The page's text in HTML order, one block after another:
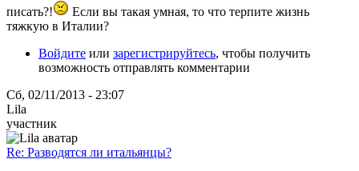
писать?!
Если вы такая умная, то что терпите жизнь
тяжкую в Италии?
Войдите или зарегистрируйтесь, чтобы получить
возможность отправлять комментарии
Сб, 02/11/2013 - 23:07
Lila
участник
Re: Разводятся ли итальянцы?